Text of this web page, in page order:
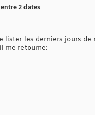
2 dates
lister les derniers jours
me retourne: